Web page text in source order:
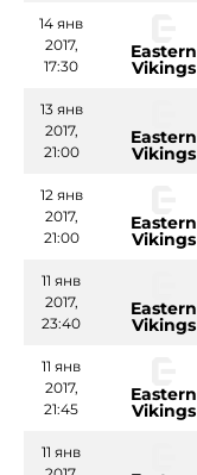
14 янв
2017,
17:30
Eastern
Vikings
13 янв
2017,
21:00
Eastern
Vikings
12 янв
2017,
21:00
Eastern
Vikings
11 янв
2017,
23:40
Eastern
Vikings
11 янв
2017,
21:45
Eastern
Vikings
11 янв